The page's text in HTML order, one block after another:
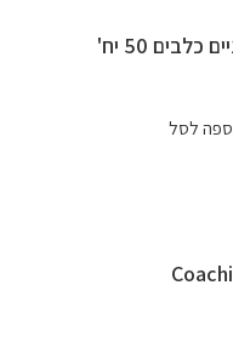
50 יח'
לסל